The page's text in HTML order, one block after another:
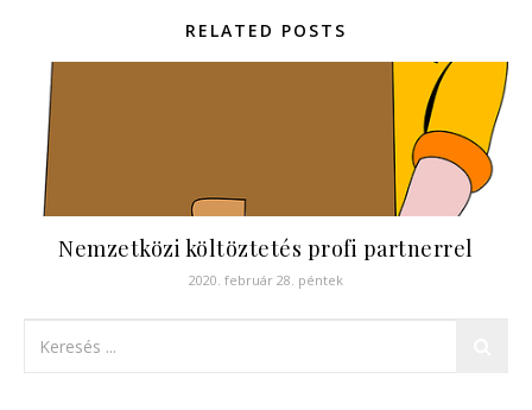
RELATED POSTS
Nemzetközi költöztetés profi partnerrel
2020. február 28. péntek